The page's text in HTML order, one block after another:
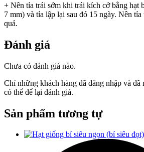
+ Nên tỉa trái sớm khi trái kích cở bằng hạt
7 mm) và tỉa lập lại sau đó 15 ngày. Nên
quả.
Đánh giá
Chưa có đánh giá nào.
Chỉ những khách hàng đã đăng nhập và đã
có thể để lại đánh giá.
Sản phẩm tương tự